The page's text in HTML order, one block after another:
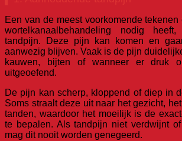
Een van de meest voorkomende
wortelkanaalbehandeling nodig
tandpijn. Deze pijn kan komen en
aanwezig blijven. Vaak is de pijn
kauwen, bijten of wanneer er druk
uitgeoefend.
De pijn kan scherp, kloppend of diep in
Soms straalt deze uit naar het gezicht,
tanden, waardoor het moeilijk is de
te bepalen. Als tandpijn niet verdwijnt of
mag dit nooit worden genegeerd.